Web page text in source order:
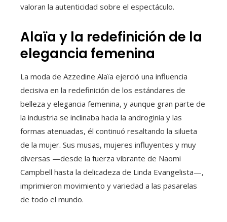
valoran la autenticidad sobre el espectáculo.
Alaïa y la redefinición de la
elegancia femenina
La moda de Azzedine Alaïa ejerció una influencia
decisiva en la redefinición de los estándares de
belleza y elegancia femenina, y aunque gran parte de
la industria se inclinaba hacia la androginia y las
formas atenuadas, él continuó resaltando la silueta
de la mujer. Sus musas, mujeres influyentes y muy
diversas —desde la fuerza vibrante de Naomi
Campbell hasta la delicadeza de Linda Evangelista—,
imprimieron movimiento y variedad a las pasarelas
de todo el mundo.